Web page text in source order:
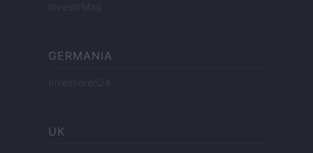
InvestirMag
GERMANIA
Investieren24
UK